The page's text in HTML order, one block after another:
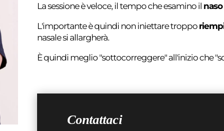
La sessione è veloce, il tempo che esamino il naso
L'importante è quindi non iniettare troppo
nasale si allargherà.
È quindi meglio "sottocorreggere" all'inizio che
Contattaci